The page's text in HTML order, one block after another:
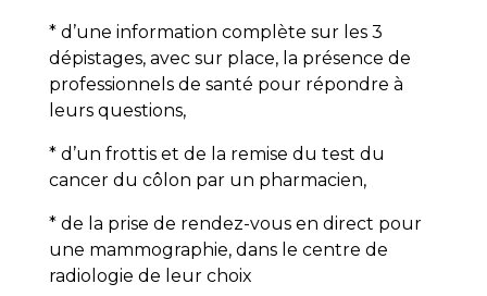
* d’une information complète sur les 3
dépistages, avec sur place, la présence de
professionnels de santé pour répondre à
leurs questions,
* d’un frottis et de la remise du test du
cancer du côlon par un pharmacien,
* de la prise de rendez-vous en direct pour
une mammographie, dans le centre de
radiologie de leur choix